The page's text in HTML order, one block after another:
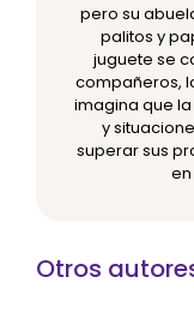
pero su
palitos y
juguete se
compañeros,
imagina que
y
superar sus
Otros